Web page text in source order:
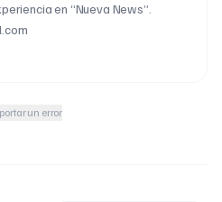
en “Nueva News”.
un error